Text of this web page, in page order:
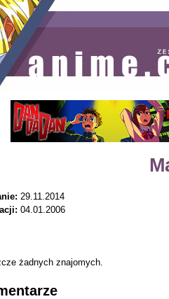
29.11.2014
04.01.2006
żadnych znajomych.